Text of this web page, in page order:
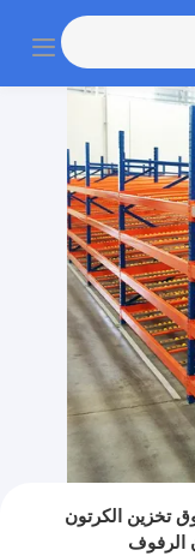
تخزين الكرتون
الرفوف